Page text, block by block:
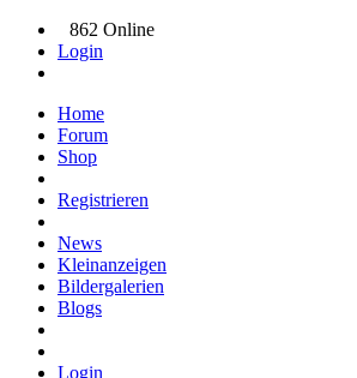
862 Online
Login
Home
Forum
Shop
Registrieren
News
Kleinanzeigen
Bildergalerien
Blogs
Login